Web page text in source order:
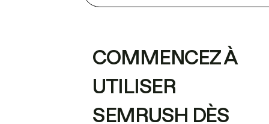
COMMENCEZ À
UTILISER
SEMRUSH DÈS